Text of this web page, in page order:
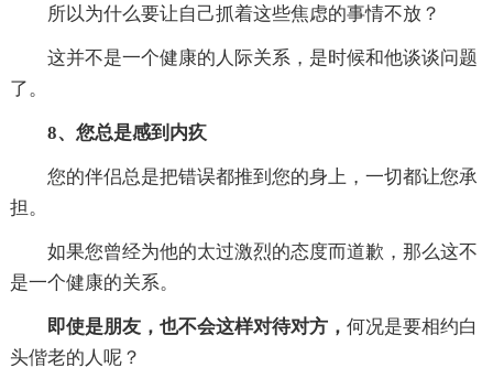
所以为什么要让自己抓着这些焦虑的事情不放？
这并不是一个健康的人际关系，是时候和他谈谈问题
了。
8、您总是感到内疚
您的伴侣总是把错误都推到您的身上，一切都让您承
担。
如果您曾经为他的太过激烈的态度而道歉，那么这不
是一个健康的关系。
即使是朋友，也不会这样对待对方， 何况是要相约白
头偕老的人呢？